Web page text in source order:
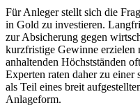
Für Anleger stellt sich die
in Gold zu investieren.
zur Absicherung gegen
kurzfristige Gewinne erzielen
anhaltenden Höchstständen
Experten raten daher zu
als Teil eines breit
Anlageform.